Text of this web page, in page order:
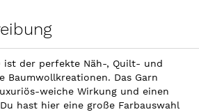
ist der perfekte Näh-, Quilt- und
Das Garn
weiche Wirkung und einen
hast hier eine große Farbauswahl